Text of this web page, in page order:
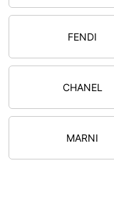
FENDI
CHANEL
MARNI